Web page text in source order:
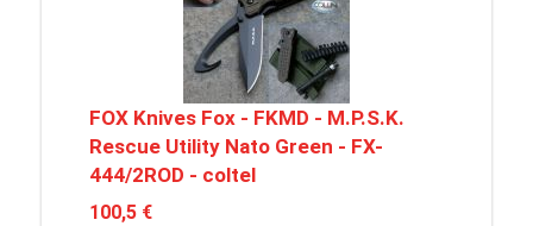
FOX Knives Fox - FKMD - M.P.S.K.
Rescue Utility Nato Green - FX-
444/2ROD - coltel
100,5 €